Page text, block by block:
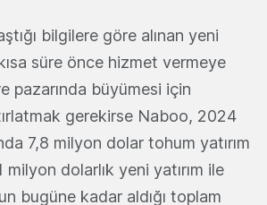
bilgilere göre alınan yeni
süre önce hizmet vermeye
pazarında büyümesi için
gerekirse Naboo, 2024
7,8 milyon dolar tohum yatırım
milyon dolarlık yeni yatırım ile
bugüne kadar aldığı toplam